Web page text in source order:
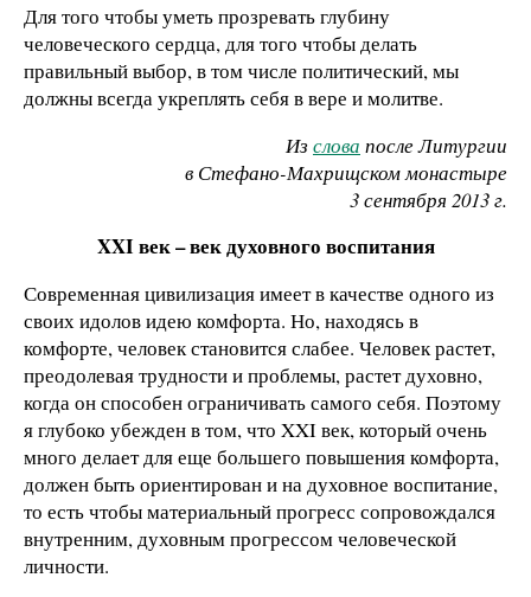
Для того чтобы уметь прозревать глубину
человеческого сердца, для того чтобы делать
правильный выбор, в том числе политический, мы
должны всегда укреплять себя в вере и молитве.
Изслова после Литургии
в Стефано-Махрищском монастыре
3 сентября 2013 г.
XXI век – век духовного воспитания
Современная цивилизация имеет в качестве одного из
своих идолов идею комфорта. Но, находясь в
комфорте, человек становится слабее. Человек растет,
преодолевая трудности и проблемы, растет духовно,
когда он способен ограничивать самого себя. Поэтому
я глубоко убежден в том, что XXI век, который очень
много делает для еще большего повышения комфорта,
должен быть ориентирован и на духовное воспитание,
то есть чтобы материальный прогресс сопровождался
внутренним, духовным прогрессом человеческой
личности.